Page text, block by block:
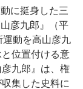
に挺身した三
彦九郎』（平
運動を高山彦九
位置付ける意
九郎』は、権
集した史料に